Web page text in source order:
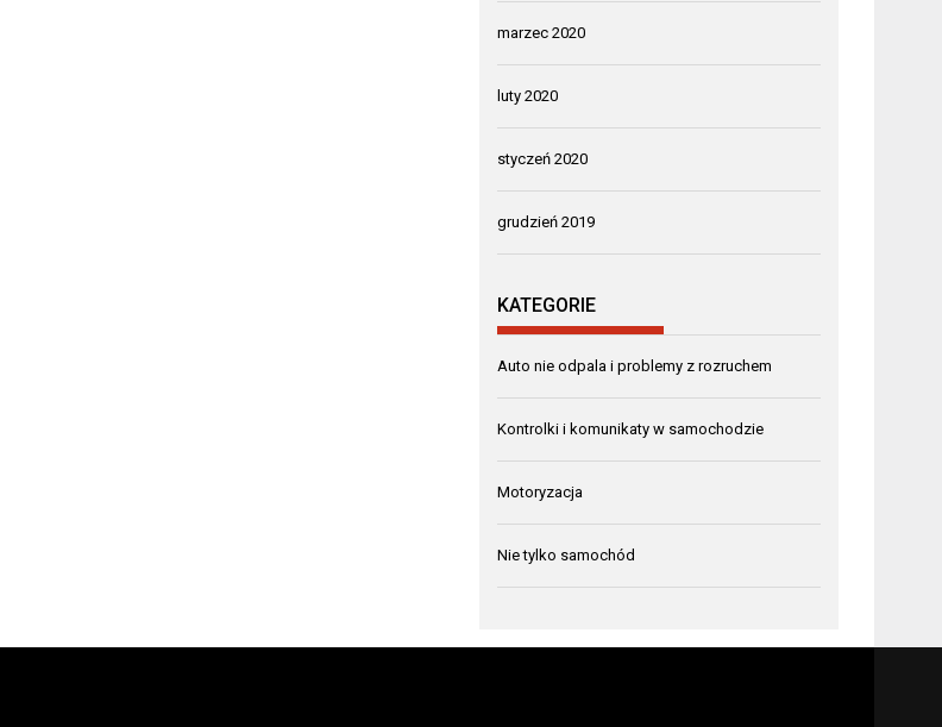
marzec 2020
luty 2020
styczeń 2020
grudzień 2019
KATEGORIE
Auto nie odpala i problemy z rozruchem
Kontrolki i komunikaty w samochodzie
Motoryzacja
Nie tylko samochód